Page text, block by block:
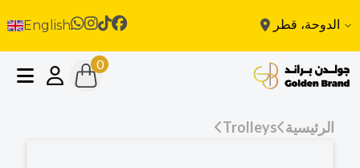
الدوحة، قطر English
0
الرئيسية Trolleys